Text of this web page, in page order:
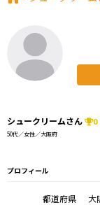
シュークリームさん 0
50代／女性／大阪府
プロフィール
都道府県
大